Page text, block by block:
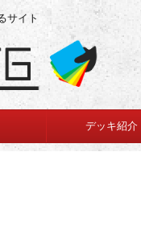
サイト
デッキ紹介